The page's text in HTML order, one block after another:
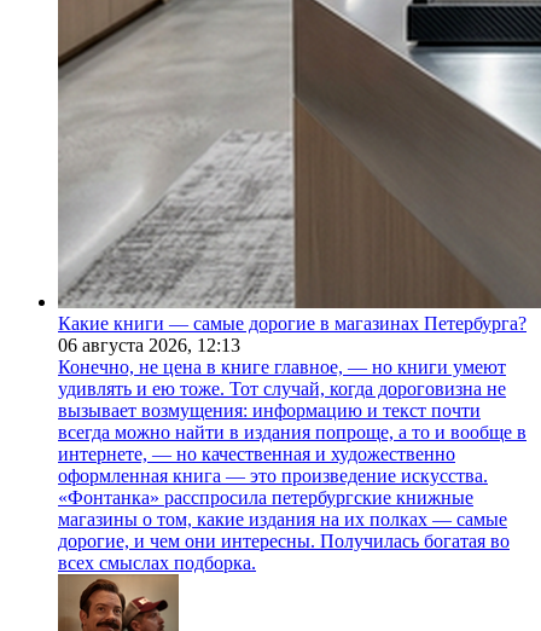
Какие книги — самые дорогие в магазинах Петербурга?
06 августа 2026, 12:13
Конечно, не цена в книге главное, — но книги умеют
удивлять и ею тоже. Тот случай, когда дороговизна не
вызывает возмущения: информацию и текст почти
всегда можно найти в издания попроще, а то и вообще в
интернете, — но качественная и художественно
оформленная книга — это произведение искусства.
«Фонтанка» расспросила петербургские книжные
магазины о том, какие издания на их полках — самые
дорогие, и чем они интересны. Получилась богатая во
всех смыслах подборка.